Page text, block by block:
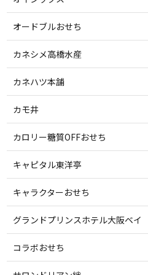
オードブルおせち
カネシメ高橋水産
カネハツ本舗
カモ井
カロリー糖質OFFおせち
キャピタル東洋亭
キャラクターおせち
グランドプリンスホテル大阪ベイ
コラボおせち